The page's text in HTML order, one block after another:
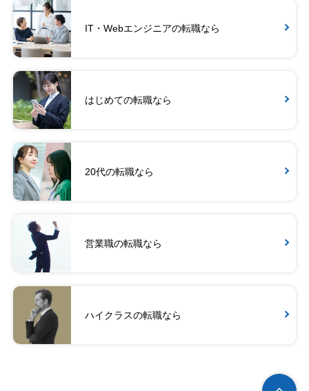
IT・Webエンジニアの転職なら
はじめての転職なら
20代の転職なら
営業職の転職なら
ハイクラスの転職なら